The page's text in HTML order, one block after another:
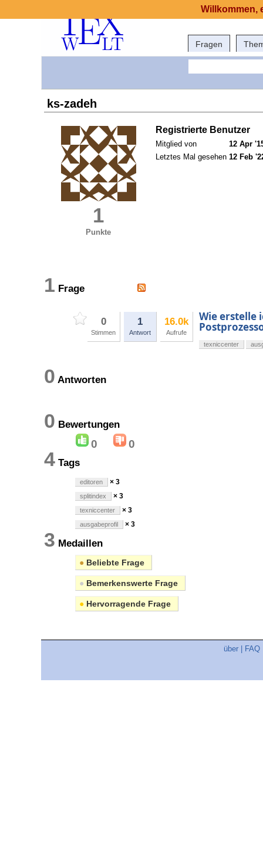
Fragen
ks-zadeh
1
Punkte
Registrierte Benutzer
Mitglied von
12 Apr
Letztes Mal gesehen 12 Feb
1 Frage
0
Stimmen
1
Antwort
16.0k
Aufrufe
Wie erstelle
texniccenter
0 Antworten
0 Bewertungen
0 0
4 Tags
editoren × 3
splitindex × 3
texniccenter × 3
ausgabeprofil × 3
3 Medaillen
● Beliebte Frage
● Bemerkenswerte Frage
● Hervorragende Frage
über FAQ
Willkommen,